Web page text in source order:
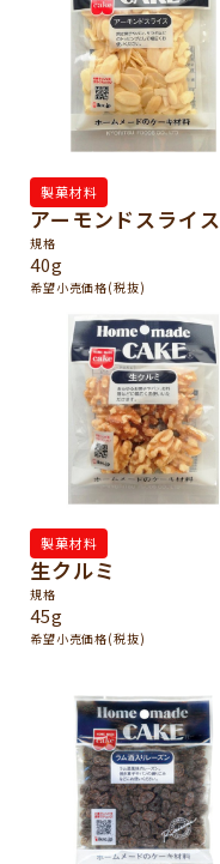
アーモンドスライス
製菓材料
規格
40g
希望小売価格(税抜)
生クルミ
製菓材料
規格
45g
希望小売価格(税抜)